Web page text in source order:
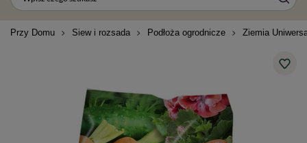
Przy Domu Siew i rozsada Podłoża ogrodnicze Ziemia